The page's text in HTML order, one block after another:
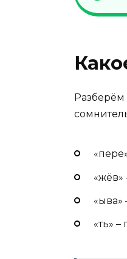
Разберём
«жёв»
«ыва»
«ть»